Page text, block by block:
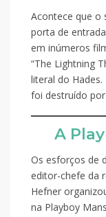
Acontece que o
porta de
em inúmeros
“The Lightning
literal do
foi destruído
A
Os esforços de
editor-chefe da
Hefner
na Playboy